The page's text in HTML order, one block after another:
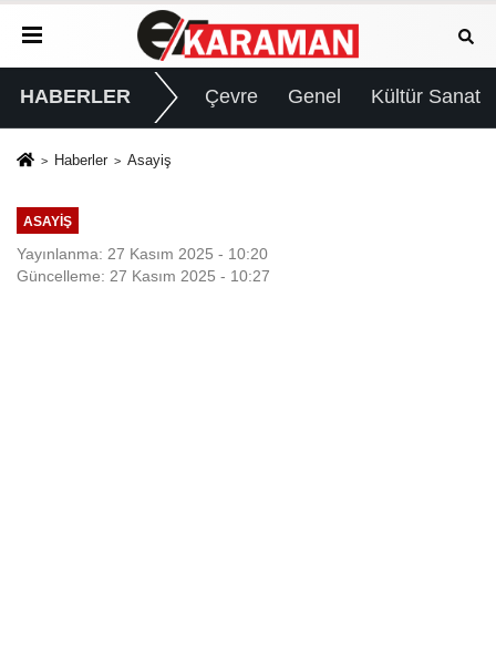
HABERLER Çevre Genel Kültür Sanat
Haberler Asayiş
ASAYIŞ
Yayınlanma: 27 Kasım 2025 - 10:20
Güncelleme: 27 Kasım 2025 - 10:27